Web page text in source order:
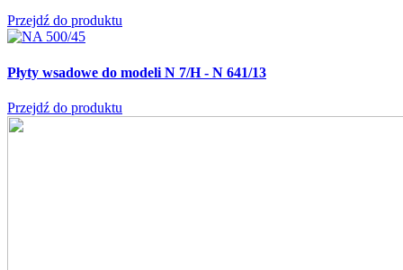
Przejdź do produktu
Płyty wsadowe do modeli N 7/H - N 641/13
Przejdź do produktu